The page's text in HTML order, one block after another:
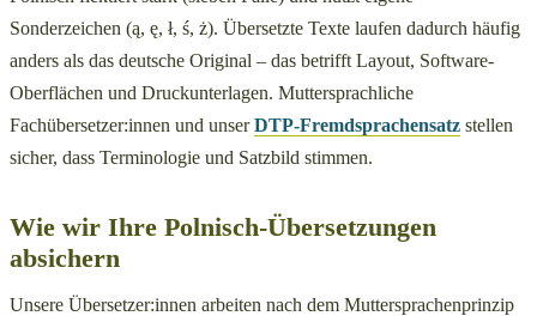
Sonderzeichen (ą, ę, ł, ś, ż). Übersetzte Texte laufen dadurch häufig
anders als das deutsche Original – das betrifft Layout, Software-
Oberflächen und Druckunterlagen. Muttersprachliche
Fachübersetzer:innen und unserDTP-Fremdsprachensatz stellen
sicher, dass Terminologie und Satzbild stimmen.
Wie wir Ihre Polnisch-Übersetzungen
absichern
Unsere Übersetzer:innen arbeiten nach dem Muttersprachenprinzip